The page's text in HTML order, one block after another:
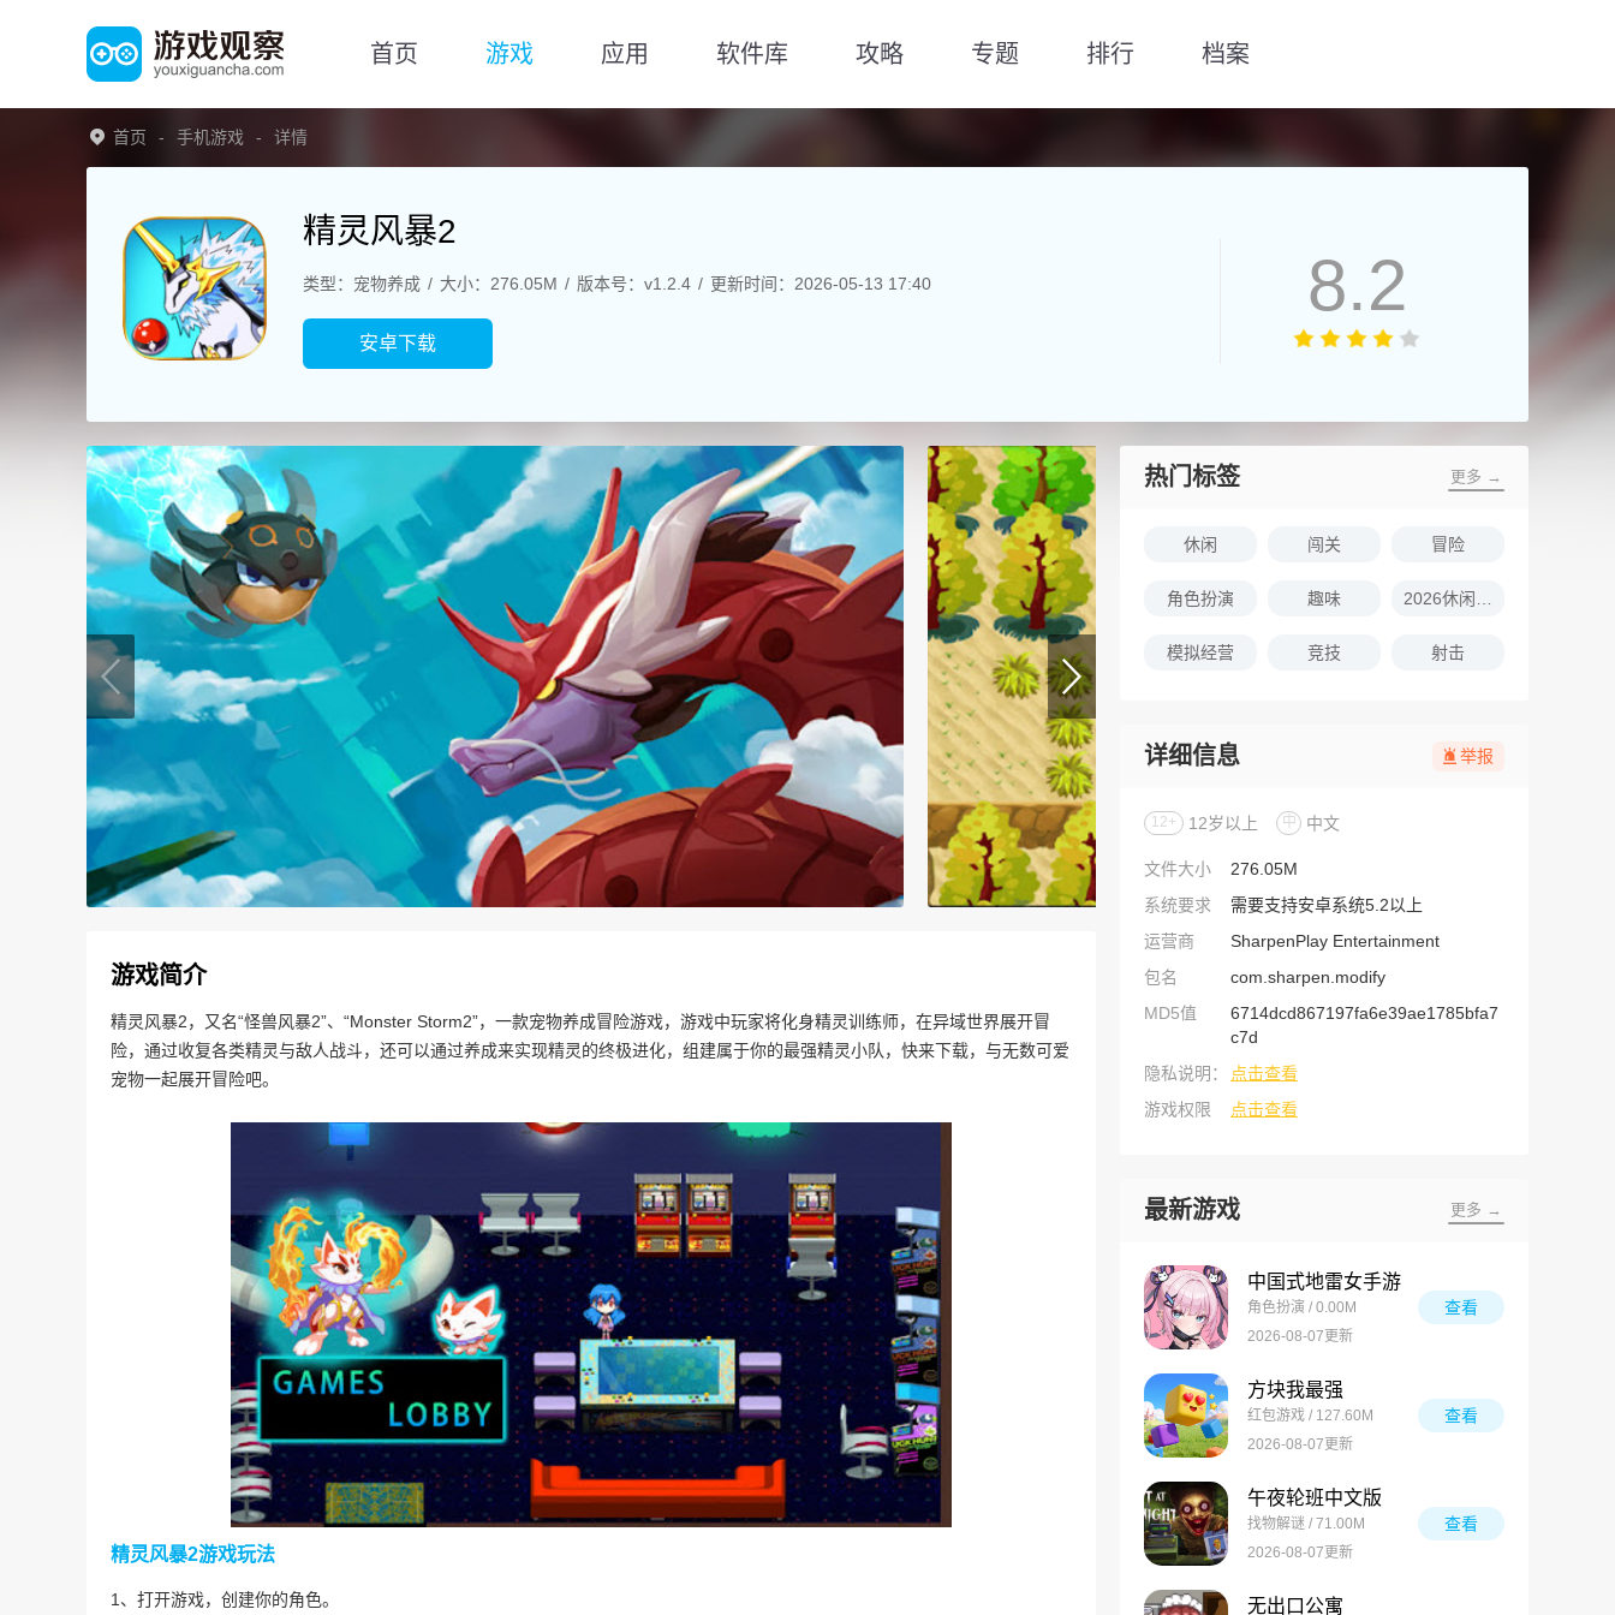
首页 游戏 应用 软件库 攻略 专题 排行 档案
首页 手机游戏 详情
精灵风暴2
类型：宠物养成 大小：276.05M 版本号：v1.2.4 更新时间：2026-05-13 17:40
安卓下载
8.2
游戏简介
精灵风暴2，又名“怪兽风暴2”、“Monster Storm2”，一款宠物养成冒险游戏，游戏中玩家将化身精灵训练师，在异域世界展开冒
险，通过收复各类精灵与敌人战斗，还可以通过养成来实现精灵的终极进化，组建属于你的最强精灵小队，快来下载，与无数可爱
宠物一起展开冒险吧。
精灵风暴2游戏玩法
1、打开游戏，创建你的角色。
热门标签 更多 →
休闲 闯关 冒险
角色扮演 趣味
模拟经营 竞技 射击
详细信息 举报
12+ 12岁以上 中 中文
文件大小
276.05M
系统要求
需要支持安卓系统5.2以上
运营商
SharpenPlay Entertainment
包名
com.sharpen.modify
MD5值
6714dcd867197fa6e39ae1785bfa7
c7d
隐私说明：
点击查看
游戏权限
点击查看
最新游戏 更多 →
中国式地雷女手游
角色扮演 / 0.00M
2026-08-07更新
查看
方块我最强
红包游戏 / 127.60M
2026-08-07更新
查看
午夜轮班中文版
找物解谜 / 71.00M
2026-08-07更新
查看
无出口公寓